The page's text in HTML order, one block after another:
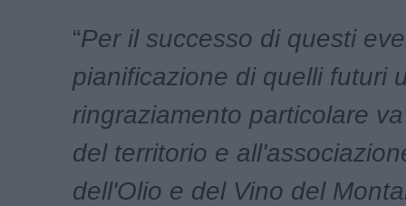
“Per il successo di questi
pianificazione di quelli futuri
ringraziamento particolare
del territorio e
dell'Olio e del Vino del